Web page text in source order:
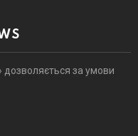
дозволяється за умови